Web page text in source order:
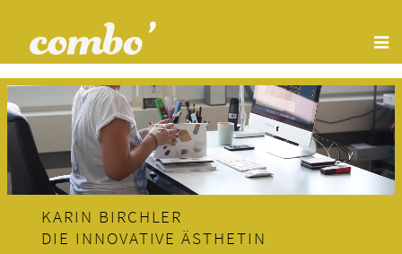
KARIN BIRCHLER
DIE INNOVATIVE ÄSTHETIN